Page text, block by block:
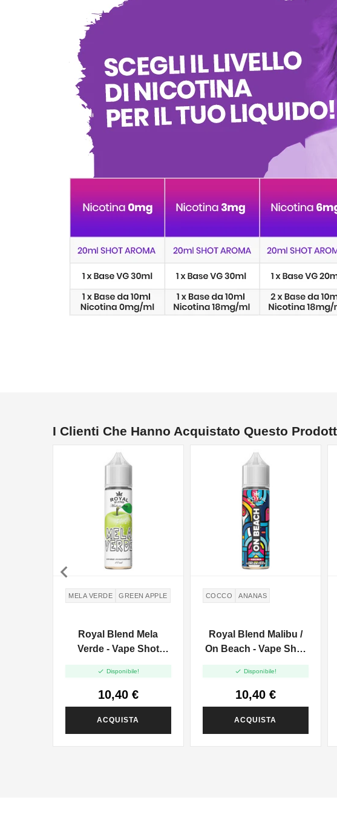
I Clienti Che Hanno Acquistato Questo
MELA VERDE GREEN APPLE
Royal Blend Mela
Verde - Vape Shot
 Disponibile!
10,40 €
ACQUISTA
COCCO ANANAS
Royal Blend Malibu /
On Beach - Vape Shot
 Disponibile!
10,40 €
ACQUISTA
